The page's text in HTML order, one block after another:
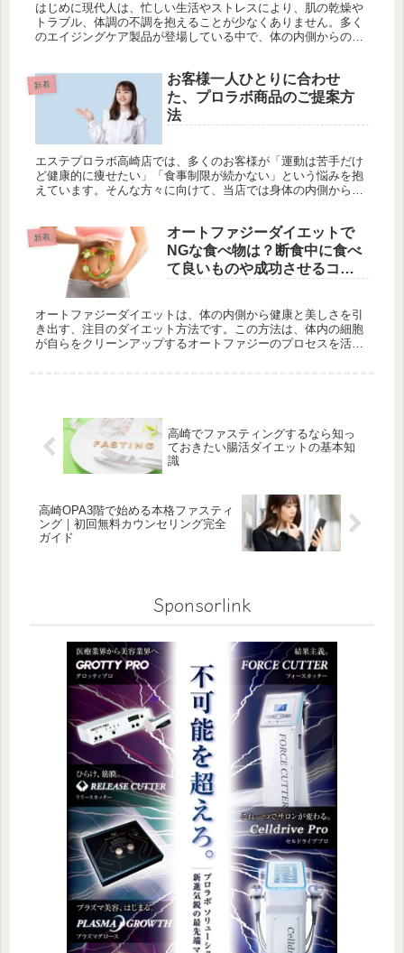
はじめに現代人は、忙しい生活やストレスにより、肌の乾燥や
トラブル、体調の不調を抱えることが少なくありません。多く
のエイジングケア製品が登場している中で、体の内側からのケ
新着
お客様一人ひとりに合わせ
た、プロラボ商品のご提案方
法
エステプロラボ高崎店では、多くのお客様が「運動は苦手だけ
ど健康的に痩せたい」「食事制限が続かない」という悩みを抱
えています。そんな方々に向けて、当店では身体の内側からの
新着
​​オートファジーダイエットで
NGな食べ物は？断食中に食べ
て良いものや成功させるコツ
オートファジーダイエットは、体の内側から健康と美しさを引
き出す、注目のダイエット方法です。この方法は、体内の細胞
が自らをクリーンアップするオートファジーのプロセスを活用
高崎でファスティングするなら知っ
ておきたい腸活ダイエットの基本知
識
高崎OPA3階で始める本格ファスティ
ング｜初回無料カウンセリング完全
ガイド
Sponsorlink